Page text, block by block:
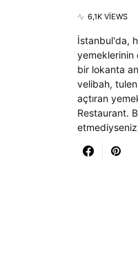
6,1K VIEWS
İstanbul'da,
yemeklerinin
bir lokanta
velibah, tulen
açtıran
Restaurant.